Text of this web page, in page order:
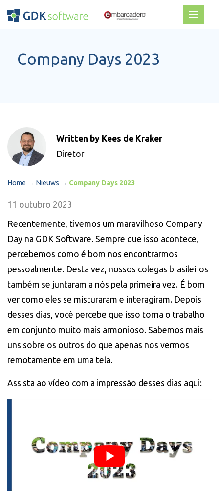
Company Days 2023
Written by Kees de Kraker
Diretor
Home → Nieuws → Company Days 2023
11 outubro 2023
Recentemente, tivemos um maravilhoso Company
Day na GDK Software. Sempre que isso acontece,
percebemos como é bom nos encontrarmos
pessoalmente. Desta vez, nossos colegas brasileiros
também se juntaram a nós pela primeira vez. É bom
ver como eles se misturaram e interagiram. Depois
desses dias, você percebe que isso torna o trabalho
em conjunto muito mais armonioso. Sabemos mais
uns sobre os outros do que apenas nos vermos
remotamente em uma tela.
Assista ao vídeo com a impressão desses dias aqui: